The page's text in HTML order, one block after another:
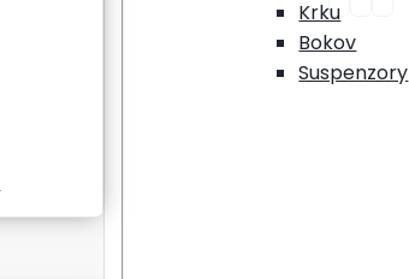
Krku
Bokov
Suspenzory